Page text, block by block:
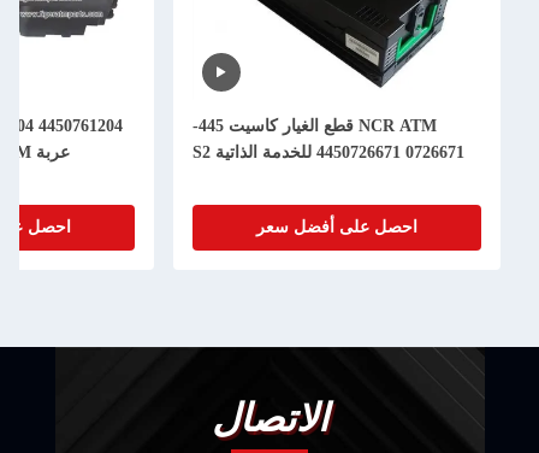
NCR ATM قطع الغيار كاسيت 445-
0726671 4450726671 للخدمة الذاتية S2
احصل على أفضل سعر
عربة Assy ATM قطع غيار الآلات
احصل
الاتصال